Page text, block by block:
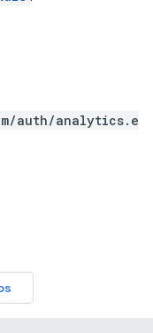
auth/analytics.e